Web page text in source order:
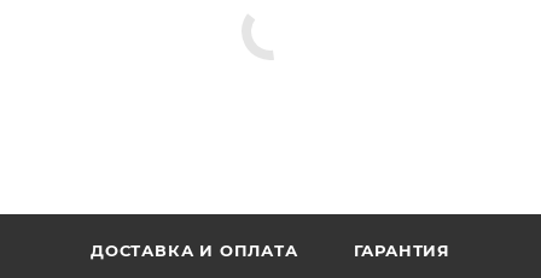
ДОСТАВКА И ОПЛАТА ГАРАНТИЯ